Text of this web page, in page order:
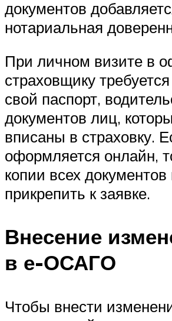
документов
нотариальная
При личном визите в
страховщику
свой паспорт,
документов лиц,
вписаны в страховку.
оформляется онлайн,
копии всех
прикрепить к заявке.
Внесение
в е-ОСАГО
Чтобы внести